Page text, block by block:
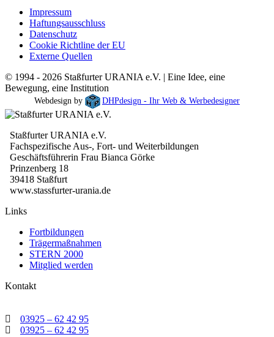
Impressum
Haftungsausschluss
Datenschutz
Cookie Richtline der EU
Externe Quellen
© 1994 - 2026 Staßfurter URANIA e.V. | Eine Idee, eine
Bewegung, eine Institution
Webdesign by DHPdesign - Ihr Web & Werbedesigner
Staßfurter URANIA e.V.
Fachspezifische Aus-, Fort- und Weiterbildungen
Geschäftsführerin Frau Bianca Görke
Prinzenberg 18
39418 Staßfurt
www.stassfurter-urania.de
Links
Fortbildungen
Trägermaßnahmen
STERN 2000
Mitglied werden
Kontakt
03925 – 62 42 95
03925 – 62 42 95